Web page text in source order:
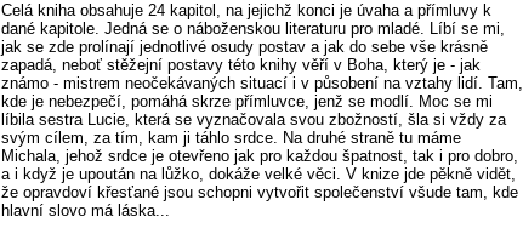
Celá kniha obsahuje 24 kapitol, na jejichž konci je úvaha a přímluvy k
dané kapitole. Jedná se o náboženskou literaturu pro mladé. Líbí se mi,
jak se zde prolínají jednotlivé osudy postav a jak do sebe vše krásně
zapadá, neboť stěžejní postavy této knihy věří v Boha, který je - jak
známo - mistrem neočekávaných situací i v působení na vztahy lidí. Tam,
kde je nebezpečí, pomáhá skrze přímluvce, jenž se modlí. Moc se mi
líbila sestra Lucie, která se vyznačovala svou zbožností, šla si vždy za
svým cílem, za tím, kam ji táhlo srdce. Na druhé straně tu máme
Michala, jehož srdce je otevřeno jak pro každou špatnost, tak i pro dobro,
a i když je upoután na lůžko, dokáže velké věci. V knize jde pěkně vidět,
že opravdoví křesťané jsou schopni vytvořit společenství všude tam, kde
hlavní slovo má láska...